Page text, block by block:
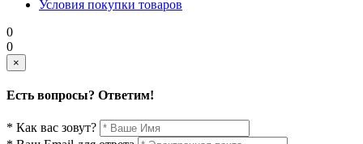
Условия покупки товаров
0
0
×
Есть вопросы? Ответим!
* Как вас зовут?